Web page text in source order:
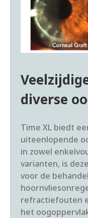
diverse
Time XL biedt
uiteenlopende
in zowel
varianten, is
voor de
refractiefouten
het